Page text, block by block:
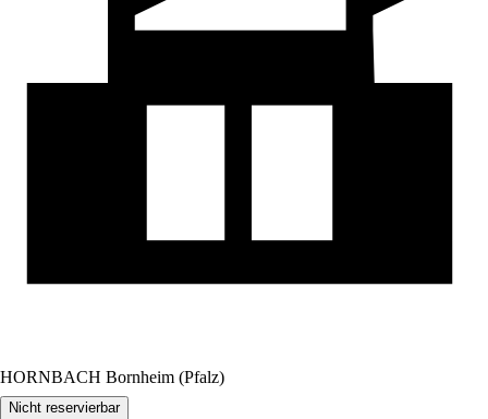
HORNBACH Bornheim (Pfalz)
Nicht reservierbar